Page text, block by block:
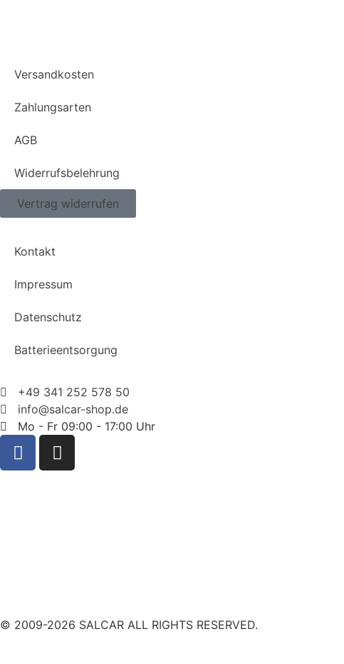
Versandkosten
Zahlungsarten
AGB
Widerrufsbelehrung
Vertrag widerrufen
Kontakt
Impressum
Datenschutz
Batterieentsorgung
+49 341 252 578 50
info@salcar-shop.de
Mo - Fr 09:00 - 17:00 Uhr
© 2009-2026 SALCAR ALL RIGHTS RESERVED.